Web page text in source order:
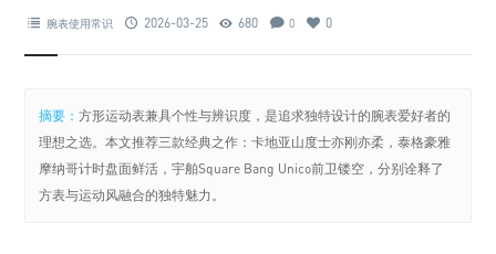
腕表使用常识 2026-03-25 680 0 0
摘要：方形运动表兼具个性与辨识度，是追求独特设计的腕表爱好者的
理想之选。本文推荐三款经典之作：卡地亚山度士亦刚亦柔，泰格豪雅
摩纳哥计时盘面鲜活，宇舶Square Bang Unico前卫镂空，分别诠释了
方表与运动风融合的独特魅力。